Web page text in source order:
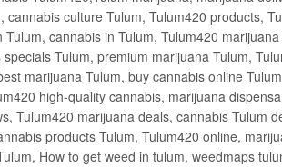
culture Tulum, Tulum420 products,
cannabis in Tulum, Tulum420
Tulum, premium marijuana Tulum,
marijuana Tulum, buy cannabis online
high-quality cannabis, marijuana
Tulum420 marijuana deals, cannabis Tulum
products Tulum, Tulum420 online,
How to get weed in tulum, weedmaps